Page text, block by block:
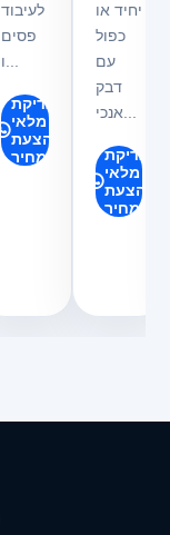
לעיבוד
פסים
ו...
בדיקת
מלאי
והצעת
מחיר
יחיד או
כפול
עם
דבק
אנכי...
בדיקת
מלאי
והצעת
מחיר